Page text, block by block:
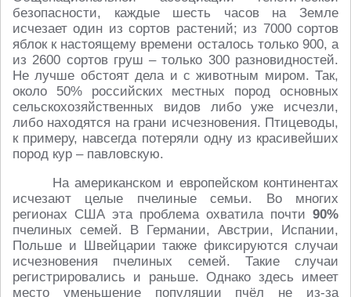
безопасности, каждые шесть часов на Земле
исчезает один из сортов растений; из 7000 сортов
яблок к настоящему времени осталось только 900, а
из 2600 сортов груш – только 300 разновидностей.
Не лучше обстоят дела и с животным миром. Так,
около 50% российских местных пород основных
сельскохозяйственных видов либо уже исчезли,
либо находятся на грани исчезновения. Птицеводы,
к примеру, навсегда потеряли одну из красивейших
пород кур – павловскую.
На американском и европейском континентах
исчезают целые пчелиные семьи. Во многих
регионах США эта проблема охватила почти 90%
пчелиных семей. В Германии, Австрии, Испании,
Польше и Швейцарии также фиксируются случаи
исчезновения пчелиных семей. Такие случаи
регистрировались и раньше. Однако здесь имеет
место уменьшение популяции пчёл не из-за